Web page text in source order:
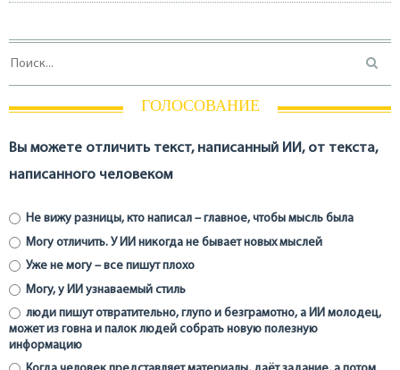
ГОЛОСОВАНИЕ
Вы можете отличить текст, написанный ИИ, от текста,
написанного человеком
Не вижу разницы, кто написал – главное, чтобы мысль была
Могу отличить. У ИИ никогда не бывает новых мыслей
Уже не могу – все пишут плохо
Могу, у ИИ узнаваемый стиль
люди пишут отвратительно, глупо и безграмотно, а ИИ молодец,
может из говна и палок людей собрать новую полезную
информацию